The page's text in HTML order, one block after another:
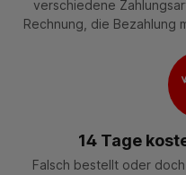
verschiedene
Rechnung, die Bezahlung
14 Tage
Falsch bestellt oder